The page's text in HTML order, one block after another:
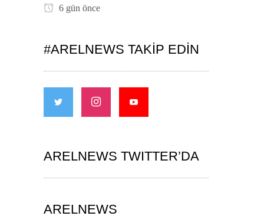
6 gün önce
#ARELNEWS TAKIP EDIN
ARELNEWS TWITTER’DA
ARELNEWS